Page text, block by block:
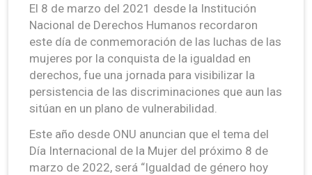
El 8 de marzo del 2021 desde la Institución
Nacional de Derechos Humanos recordaron
este día de conmemoración de las luchas de las
mujeres por la conquista de la igualdad en
derechos, fue una jornada para visibilizar la
persistencia de las discriminaciones que aun las
sitúan en un plano de vulnerabilidad.
Este año desde ONU anuncian que el tema del
Día Internacional de la Mujer del próximo 8 de
marzo de 2022, será “Igualdad de género hoy